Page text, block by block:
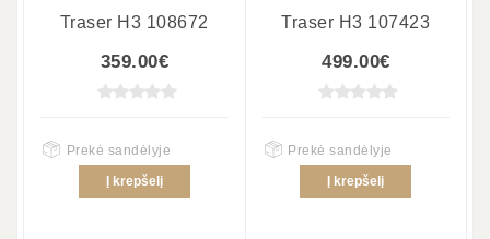
Traser H3 108672
359.00€
Prekė sandėlyje
Į krepšelį
Traser H3 107423
499.00€
Prekė sandėlyje
Į krepšelį